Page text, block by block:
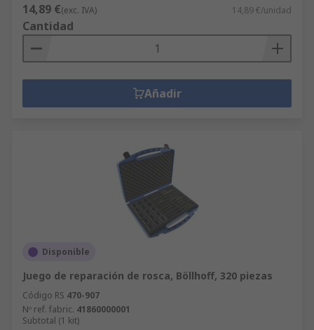
14,89 €(exc. IVA) 14,89 €/unidad
Cantidad
Añadir
Disponible
Juego de reparación de rosca, Böllhoff, 320 piezas
Código RS 470-907
Nº ref. fabric. 41860000001
Subtotal (1 kit)